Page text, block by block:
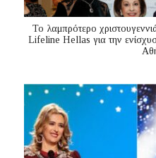
Το λαμπρότερο
Lifeline Hellas για την